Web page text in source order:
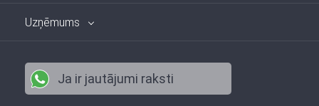
Uzņēmums
Ja ir jautājumi raksti